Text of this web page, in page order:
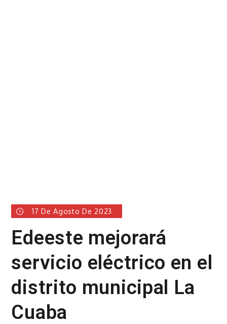
17 De Agosto De 2023
Edeeste mejorará
servicio eléctrico en el
distrito municipal La
Cuaba